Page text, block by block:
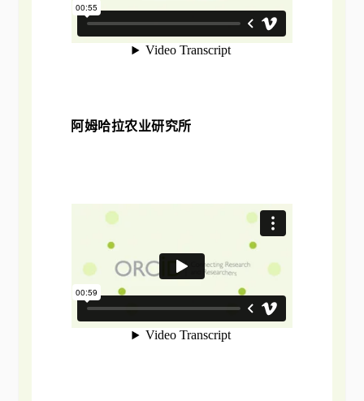
阿姆哈拉农业研究所